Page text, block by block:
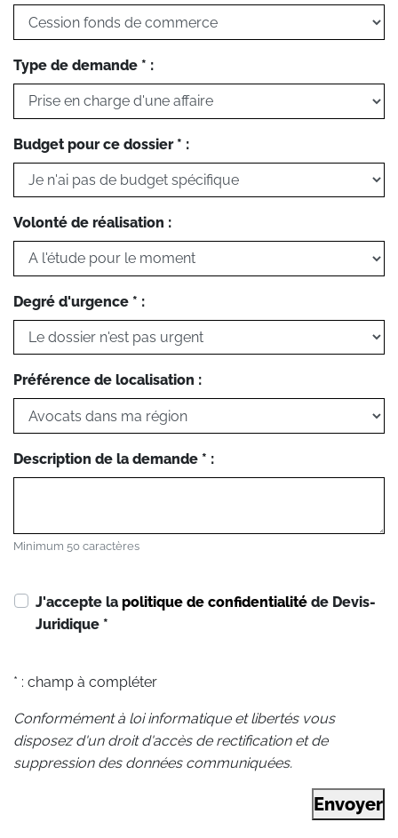
Type de demande * :
Budget pour ce dossier * :
Volonté de réalisation :
Degré d'urgence * :
Préférence de localisation :
Description de la demande * :
Minimum 50 caractères
J'accepte la politique de confidentialité de Devis-
Juridique *
* : champ à compléter
Conformément à loi informatique et libertés vous
disposez d'un droit d'accès de rectification et de
suppression des données communiquées.
Envoyer